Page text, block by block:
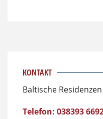
KONTAKT
Baltische Residenzen
Telefon: 038393